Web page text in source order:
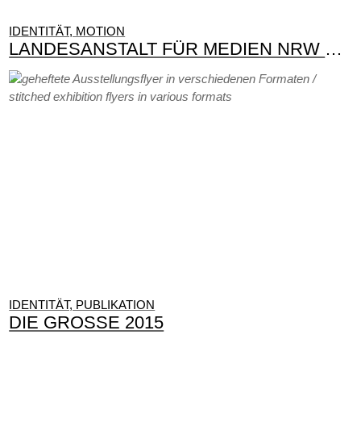
IDENTITÄT, MOTION
LANDESANSTALT FÜR MEDIEN NRW – KOMMUNIKATION
IDENTITÄT, PUBLIKATION
DIE GROSSE 2015